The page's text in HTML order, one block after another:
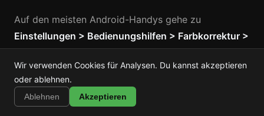
Auf den meisten Android-Handys gehe zu
Einstellungen > Bedienungshilfen > Farbkorrektur >
Einstellungen > Digital Wellbeing >
Schlafenszeitmodus, der Graustufen automatisch
zur gewählten Schlafenszeit aktiviert. Samsung-
Shortstop
Shorts, Reels & TikTok blockieren
Wir verwenden Cookies für Analysen. Du kannst akzeptieren
oder ablehnen.
Ablehnen Akzeptieren